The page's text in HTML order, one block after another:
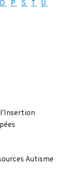
P S T U
Autisme